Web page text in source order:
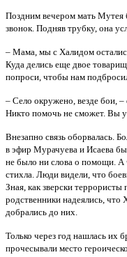
Поздним вечером мать Мутея
звонок. Подняв трубку, она
– Мама, мы с Халидом
Куда делись еще двое
попроси, чтобы нам
– Село окружено, везде бои, –
Никто помочь не сможет. Вы
Внезапно связь оборвалась.
в эфир Мурачуева и Исаева
не было ни слова о помощи. А
стихла. Люди видели, что
Зная, как зверски
родственники надеялись,
добрались до них.
Только через год нашлась их
прочесывали место